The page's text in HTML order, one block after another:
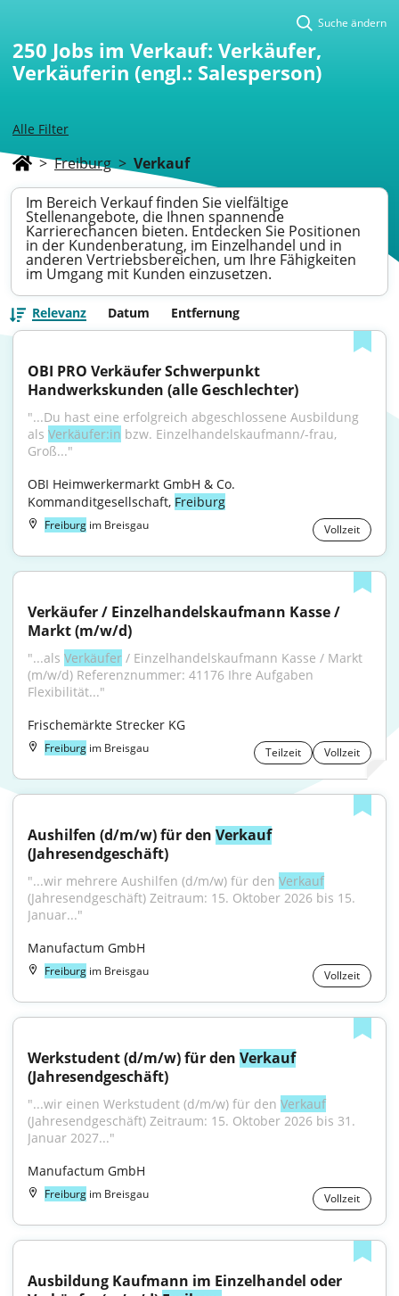
Alle Filter
Suche ändern
250 Jobs im Verkauf: Verkäufer,
Verkäuferin (engl.: Salesperson)
> Freiburg > Verkauf
Im Bereich Verkauf finden Sie vielfältige
Stellenangebote, die Ihnen spannende
Karrierechancen bieten. Entdecken Sie Positionen
in der Kundenberatung, im Einzelhandel und in
anderen Vertriebsbereichen, um Ihre Fähigkeiten
im Umgang mit Kunden einzusetzen.
Relevanz Datum Entfernung
OBI PRO Verkäufer Schwerpunkt
Handwerkskunden (alle Geschlechter)
"...Du hast eine erfolgreich abgeschlossene Ausbildung
als Verkäufer:in bzw. Einzelhandelskaufmann/-frau,
Groß..."
OBI Heimwerkermarkt GmbH & Co.
Kommanditgesellschaft, Freiburg
Freiburg im Breisgau Vollzeit
Verkäufer / Einzelhandelskaufmann Kasse /
Markt (m/w/d)
"...als Verkäufer / Einzelhandelskaufmann Kasse / Markt
(m/w/d) Referenznummer: 41176 Ihre Aufgaben
Flexibilität..."
Frischemärkte Strecker KG
Freiburg im Breisgau Teilzeit Vollzeit
Aushilfen (d/m/w) für den Verkauf
(Jahresendgeschäft)
"...wir mehrere Aushilfen (d/m/w) für den Verkauf
(Jahresendgeschäft) Zeitraum: 15. Oktober 2026 bis 15.
Januar..."
Manufactum GmbH
Freiburg im Breisgau Vollzeit
Werkstudent (d/m/w) für den Verkauf
(Jahresendgeschäft)
"...wir einen Werkstudent (d/m/w) für den Verkauf
(Jahresendgeschäft) Zeitraum: 15. Oktober 2026 bis 31.
Januar 2027..."
Manufactum GmbH
Freiburg im Breisgau Vollzeit
Ausbildung Kaufmann im Einzelhandel oder